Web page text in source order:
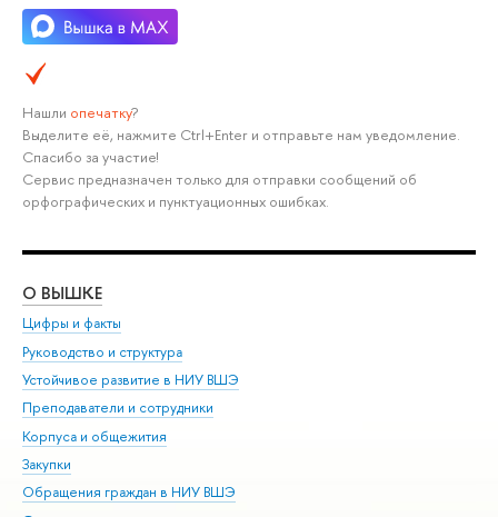
Нашли опечатку?
Выделите её, нажмите Ctrl+Enter и отправьте нам уведомление.
Спасибо за участие!
Сервис предназначен только для отправки сообщений об
орфографических и пунктуационных ошибках.
О ВЫШКЕ
Цифры и факты
Руководство и структура
Устойчивое развитие в НИУ ВШЭ
Преподаватели и сотрудники
Корпуса и общежития
Закупки
Обращения граждан в НИУ ВШЭ